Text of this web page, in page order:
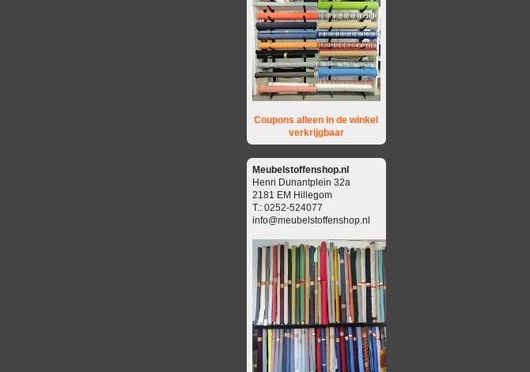
Coupons alleen in de winkel
verkrijgbaar
Meubelstoffenshop.nl
Henri Dunantplein 32a
2181 EM Hillegom
T.: 0252-524077
info@meubelstoffenshop.nl